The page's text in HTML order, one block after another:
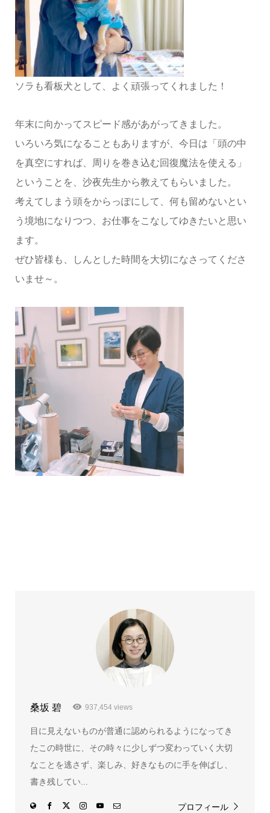
ソラも看板犬として、よく頑張ってくれました！
年末に向かってスピード感があがってきました。
いろいろ気になることもありますが、今日は「頭の中
を真空にすれば、周りを巻き込む回復魔法を使える」
ということを、沙夜先生から教えてもらいました。
考えてしまう頭をからっぽにして、何も留めないとい
う境地になりつつ、お仕事をこなしてゆきたいと思い
ます。
ぜひ皆様も、しんとした時間を大切になさってくださ
いませ～。
桑坂 碧 937,454 views
目に見えないものが普通に認められるようになってき
たこの時世に、その時々に少しずつ変わっていく大切
なことを逃さず、楽しみ、好きなものに手を伸ばし、
書き残してい...
プロフィール